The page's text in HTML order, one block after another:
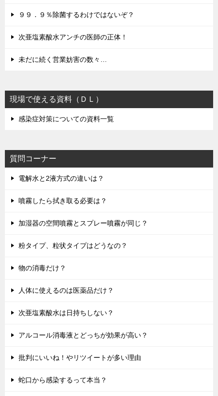
９９．９％除菌するわけではないぞ？
次亜塩素酸水アンチの医師の正体！
未だに続く営業妨害の数々…
現場で使える資料（ＤＬ）
感染症対策についての資料一覧
質問コーナー
電解水と2液方式の違いは？
噴霧したら拭き取る必要は？
加湿器の空間噴霧とスプレー噴霧が同じ？
粉タイプ、粒状タイプはどうなの？
物の消毒だけ？
人体に使えるのは医薬品だけ？
次亜塩素酸水は日持ちしない？
アルコール消毒液とどっちが効果が高い？
批判にいいね！やリツイートが多い理由
蛇口から感染するって本当？